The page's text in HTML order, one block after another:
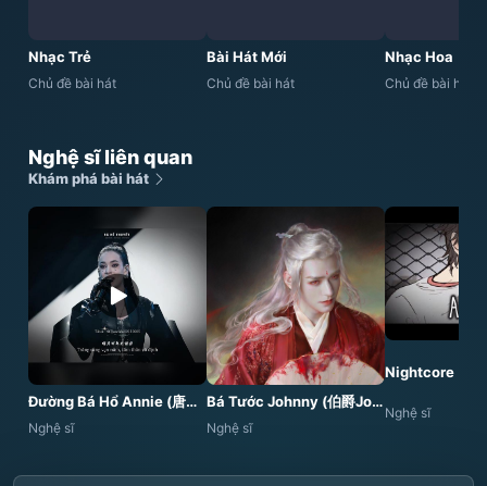
Nhạc Trẻ
Chủ đề bài hát
Bài Hát Mới
Chủ đề bài hát
Nhạc Hoa
Chủ đề bài hát
Nghệ sĩ liên quan
Khám phá bài hát
Đường Bá Hổ Annie (唐伯虎Annie)
Nghệ sĩ
Bá Tước Johnny (伯爵Johnny)
Nghệ sĩ
Nightcore
Nghệ sĩ